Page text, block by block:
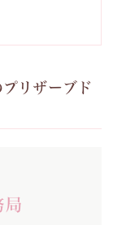
リザーブド
局